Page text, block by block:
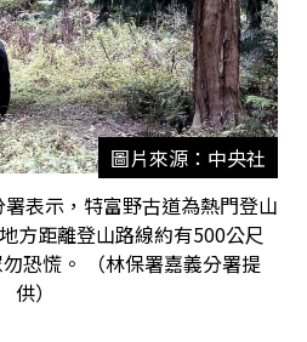
圖片來源：中央社
表示，特富野古道為熱門登山
方距離登山路線約有500公尺
恐慌。 （林保署嘉義分署提
供）